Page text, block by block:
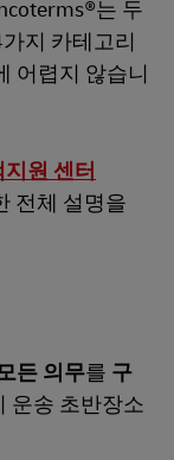
는 두
지 카테고리
어렵지 않습니
원 센터
전체 설명을
든 의무를 구
운송 초반장소